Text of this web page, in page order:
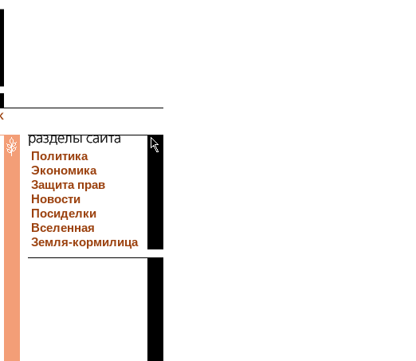
Политика
Экономика
Защита прав
Новости
Посиделки
Вселенная
Земля-кормилица